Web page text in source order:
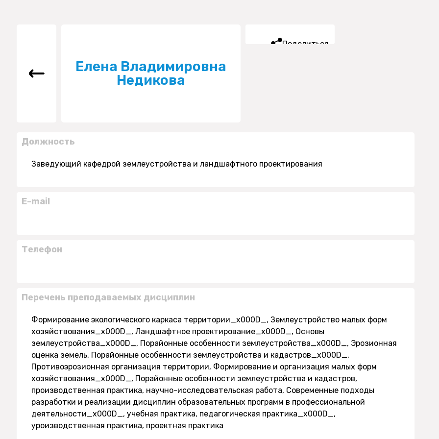
Елена Владимировна
Недикова
Поделиться
Должность
Заведующий кафедрой землеустройства и ландшафтного проектирования
E-mail
Телефон
Перечень преподаваемых дисциплин
Формирование экологического каркаса территории_x000D_, Землеустройство малых форм
хозяйствования_x000D_, Ландшафтное проектирование_x000D_, Основы
землеустройства_x000D_, Порайонные особенности землеустройства_x000D_, Эрозионная
оценка земель, Порайонные особенности землеустройства и кадастров_x000D_,
Противоэрозионная организация территории, Формирование и организация малых форм
хозяйствования_x000D_, Порайонные особенности землеустройства и кадастров,
производственная практика, научно-исследовательская работа, Современные подходы
разработки и реализации дисциплин образовательных программ в профессиональной
деятельности_x000D_, учебная практика, педагогическая практика_x000D_,
уроизводственная практика, проектная практика